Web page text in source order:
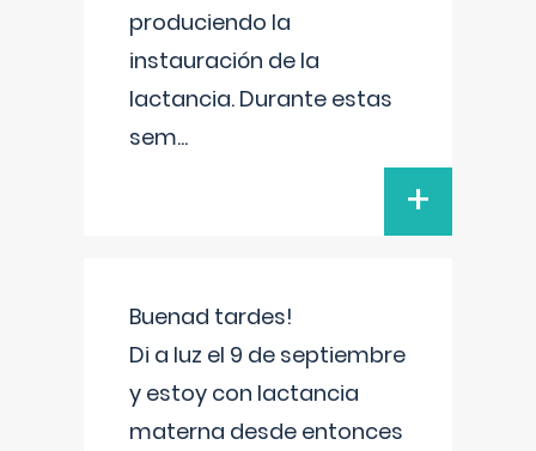
produciendo la
instauración de la
lactancia. Durante estas
sem...
+
Buenad tardes!
Di a luz el 9 de septiembre
y estoy con lactancia
materna desde entonces